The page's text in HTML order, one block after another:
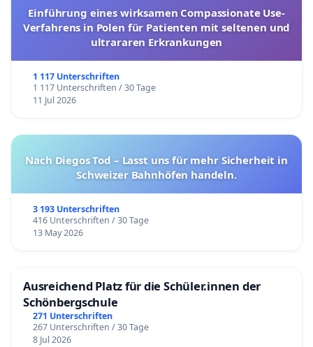
Einführung eines wirksamen Compassionate Use-
Verfahrens in Polen für Patienten mit seltenen und
ultrararen Erkrankungen
1 117 Unterschriften
1 117 Unterschriften / 30 Tage
11 Jul 2026
Nach Diegos Tod – Lasst uns für mehr Sicherheit in
Schweizer Bahnhöfen handeln.
3 193 Unterschriften
416 Unterschriften / 30 Tage
13 May 2026
Ausreichend Platz für die Schüler.innen der
Schönbergschule
271 Unterschriften
267 Unterschriften / 30 Tage
8 Jul 2026